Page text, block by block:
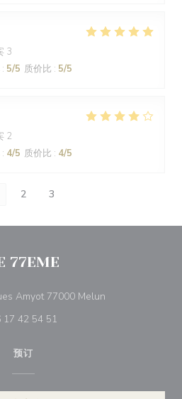
3
: 5/5 质价比 : 5/5
2
: 4/5 质价比 : 4/5
2 3
77EME
Amyot 77000 Melun
17 42 54 51
预订